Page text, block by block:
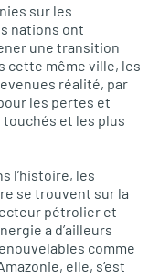
sur les
nations ont
une transition
cette même ville, les
réalité, par
les pertes et
touchés et les plus
l’histoire, les
se trouvent sur la
pétrolier et
a d’ailleurs
comme
elle, s’est